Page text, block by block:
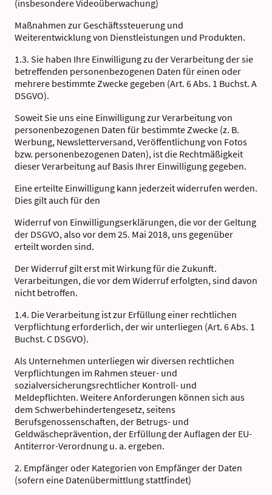
(insbesondere Videoüberwachung)
Maßnahmen zur Geschäftssteuerung und
Weiterentwicklung von Dienstleistungen und Produkten.
1.3. Sie haben Ihre Einwilligung zu der Verarbeitung der sie
betreffenden personenbezogenen Daten für einen oder
mehrere bestimmte Zwecke gegeben (Art. 6 Abs. 1 Buchst. A
DSGVO).
Soweit Sie uns eine Einwilligung zur Verarbeitung von
personenbezogenen Daten für bestimmte Zwecke (z. B.
Werbung, Newsletterversand, Veröffentlichung von Fotos
bzw. personenbezogenen Daten), ist die Rechtmäßigkeit
dieser Verarbeitung auf Basis Ihrer Einwilligung gegeben.
Eine erteilte Einwilligung kann jederzeit widerrufen werden.
Dies gilt auch für den
Widerruf von Einwilligungserklärungen, die vor der Geltung
der DSGVO, also vor dem 25. Mai 2018, uns gegenüber
erteilt worden sind.
Der Widerruf gilt erst mit Wirkung für die Zukunft.
Verarbeitungen, die vor dem Widerruf erfolgten, sind davon
nicht betroffen.
1.4. Die Verarbeitung ist zur Erfüllung einer rechtlichen
Verpflichtung erforderlich, der wir unterliegen (Art. 6 Abs. 1
Buchst. C DSGVO).
Als Unternehmen unterliegen wir diversen rechtlichen
Verpflichtungen im Rahmen steuer- und
sozialversicherungsrechtlicher Kontroll- und
Meldepflichten. Weitere Anforderungen können sich aus
dem Schwerbehindertengesetz, seitens
Berufsgenossenschaften, der Betrugs- und
Geldwäscheprävention, der Erfüllung der Auflagen der EU-
Antiterror-Verordnung u. a. ergeben.
2. Empfänger oder Kategorien von Empfänger der Daten
(sofern eine Datenübermittlung stattfindet)